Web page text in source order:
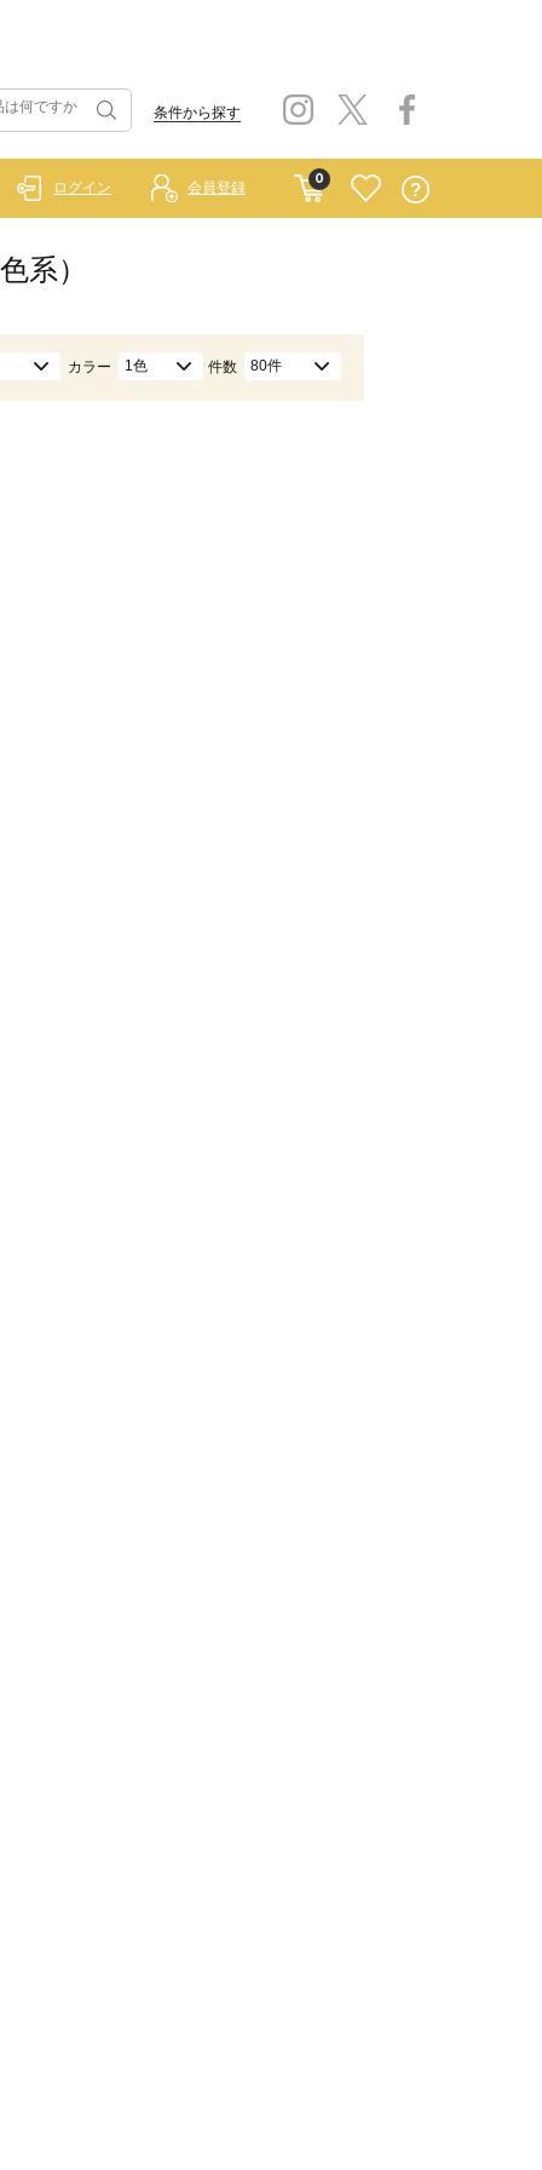
条件から探す
0
ログイン 会員登録
系）
カラー 1色 件数 80件